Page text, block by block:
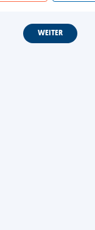
WEITER